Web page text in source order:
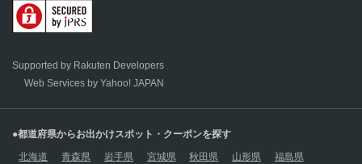
Supported by Rakuten Developers
Web Services by Yahoo! JAPAN
●都道府県からお出かけスポット・クーポンを探す
北海道
青森県 岩手県 宮城県 秋田県 山形県 福島県